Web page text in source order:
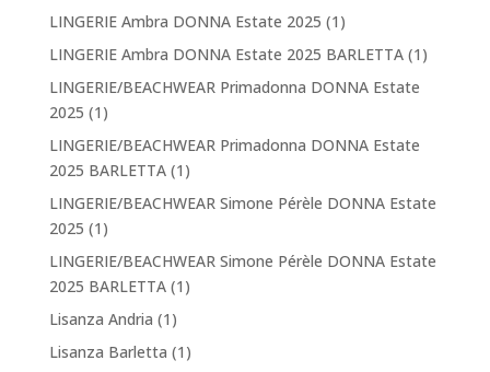
LINGERIE Ambra DONNA Estate 2025 (1)
LINGERIE Ambra DONNA Estate 2025 BARLETTA(1)
LINGERIE/BEACHWEAR Primadonna DONNA Estate
2025 (1)
LINGERIE/BEACHWEAR Primadonna DONNA Estate
2025 BARLETTA(1)
LINGERIE/BEACHWEAR Simone Pérèle DONNA Estate
2025 (1)
LINGERIE/BEACHWEAR Simone Pérèle DONNA Estate
2025 BARLETTA(1)
Lisanza Andria (1)
Lisanza Barletta (1)